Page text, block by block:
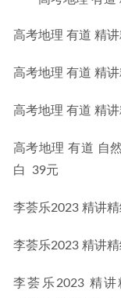
高考地理 有道 精
高考地理 有道 精
高考地理 有道 精讲
高考地理 有道 自
白  39元
李荟乐2023 精讲精
李荟乐2023 精讲精
李荟乐2023 精